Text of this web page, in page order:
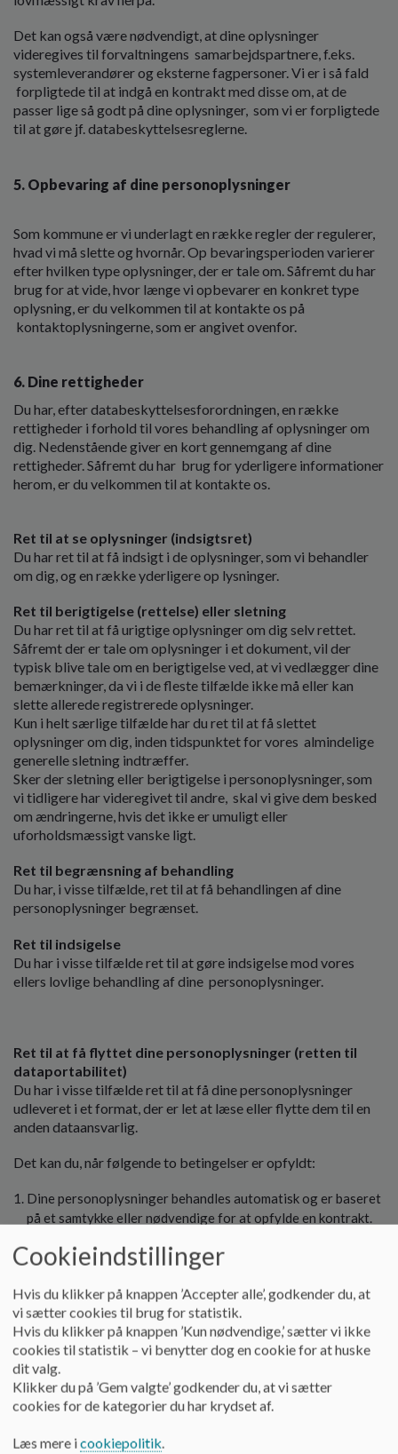
Det kan også være nødvendigt, at dine oplysninger
videregives til forvaltningens samarbejdspartnere, f.eks.
systemleverandører og eksterne fagpersoner. Vi er i så fald
forpligtede til at indgå en kontrakt med disse om, at de
passer lige så godt på dine oplysninger, som vi er forpligtede
til at gøre jf. databeskyttelsesreglerne.
5. Opbevaring af dine personoplysninger
Som kommune er vi underlagt en række regler der regulerer,
hvad vi må slette og hvornår. Op bevaringsperioden varierer
efter hvilken type oplysninger, der er tale om. Såfremt du har
brug for at vide, hvor længe vi opbevarer en konkret type
oplysning, er du velkommen til at kontakte os på
kontaktoplysningerne, som er angivet ovenfor.
6. Dine rettigheder
Du har, efter databeskyttelsesforordningen, en række
rettigheder i forhold til vores behandling af oplysninger om
dig. Nedenstående giver en kort gennemgang af dine
rettigheder. Såfremt du har brug for yderligere informationer
herom, er du velkommen til at kontakte os.
Ret til at se oplysninger (indsigtsret)
Du har ret til at få indsigt i de oplysninger, som vi behandler
om dig, og en række yderligere op lysninger.
Ret til berigtigelse (rettelse) eller sletning
Du har ret til at få urigtige oplysninger om dig selv rettet.
Såfremt der er tale om oplysninger i et dokument, vil der
typisk blive tale om en berigtigelse ved, at vi vedlægger dine
bemærkninger, da vi i de fleste tilfælde ikke må eller kan
slette allerede registrerede oplysninger.
Kun i helt særlige tilfælde har du ret til at få slettet
oplysninger om dig, inden tidspunktet for vores almindelige
generelle sletning indtræffer.
Sker der sletning eller berigtigelse i personoplysninger, som
vi tidligere har videregivet til andre, skal vi give dem besked
om ændringerne, hvis det ikke er umuligt eller
uforholdsmæssigt vanske ligt.
Ret til begrænsning af behandling
Du har, i visse tilfælde, ret til at få behandlingen af dine
personoplysninger begrænset.
Ret til indsigelse
Du har i visse tilfælde ret til at gøre indsigelse mod vores
ellers lovlige behandling af dine personoplysninger.
Ret til at få flyttet dine personoplysninger (retten til
dataportabilitet)
Du har i visse tilfælde ret til at få dine personoplysninger
udleveret i et format, der er let at læse eller flytte dem til en
anden dataansvarlig.
Det kan du, når følgende to betingelser er opfyldt:
Dine personoplysninger behandles automatisk og er baseret
på et samtykke eller nødvendige for at opfylde en kontrakt.
Rettigheden gælder imidlertid ikke, hvis dine
personoplysninger er nødvendige for løse opgaver i
samfundets interesse, eller vi bruger dem til offentlig
myndighedsudøvelse.
Ret til at tilbagekalde dit samtykke
Hvis behandlingen af dine personoplysninger sker på
dit samtykke. Tilbagekaldelsen af samtykket skal være lige
Cookieindstillinger
Hvis du klikker på knappen ’Accepter alle’, godkender du, at
vi sætter cookies til brug for statistik.
Hvis du klikker på knappen ’Kun nødvendige,’ sætter vi ikke
cookies til statistik – vi benytter dog en cookie for at huske
dit valg.
Klikker du på ’Gem valgte’ godkender du, at vi sætter
cookies for de kategorier du har krydset af.
Læs mere icookiepolitik.